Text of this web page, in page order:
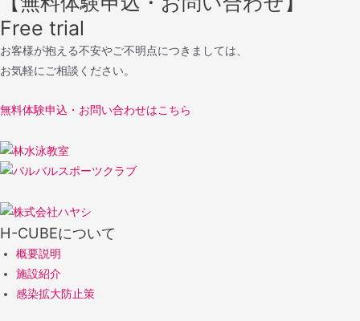
Free trial
お客様が抱える不安やご不明点につきましては、
お気軽にご相談ください。
無料体験申込・お問い合わせはこちら
H-CUBEについて
概要説明
施設紹介
感染拡大防止策